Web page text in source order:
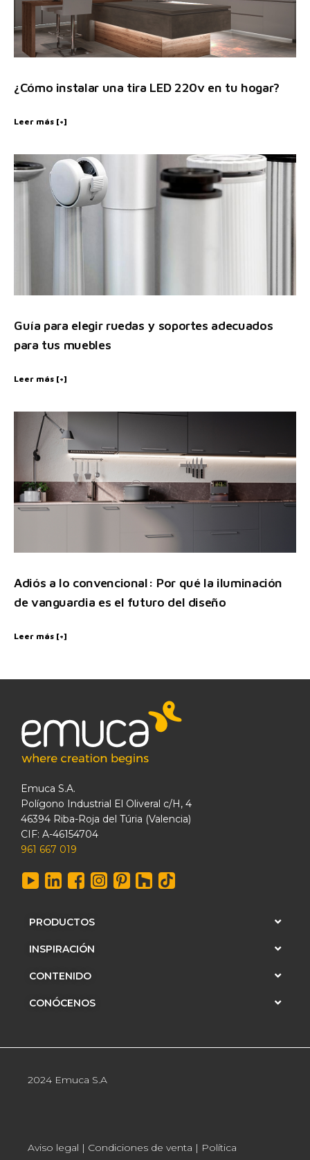
¿Cómo instalar una tira LED 220v en tu hogar?
Leer más [+]
Guía para elegir ruedas y soportes adecuados
para tus muebles
Leer más [+]
Adiós a lo convencional: Por qué la iluminación
de vanguardia es el futuro del diseño
Leer más [+]
Emuca S.A.
Polígono Industrial El Oliveral c/H, 4
46394 Riba-Roja del Túria (Valencia)
CIF: A-46154704
961 667 019
PRODUCTOS
INSPIRACIÓN
CONTENIDO
CONÓCENOS
2024 Emuca S.A
Aviso legal | Condiciones de venta | Política